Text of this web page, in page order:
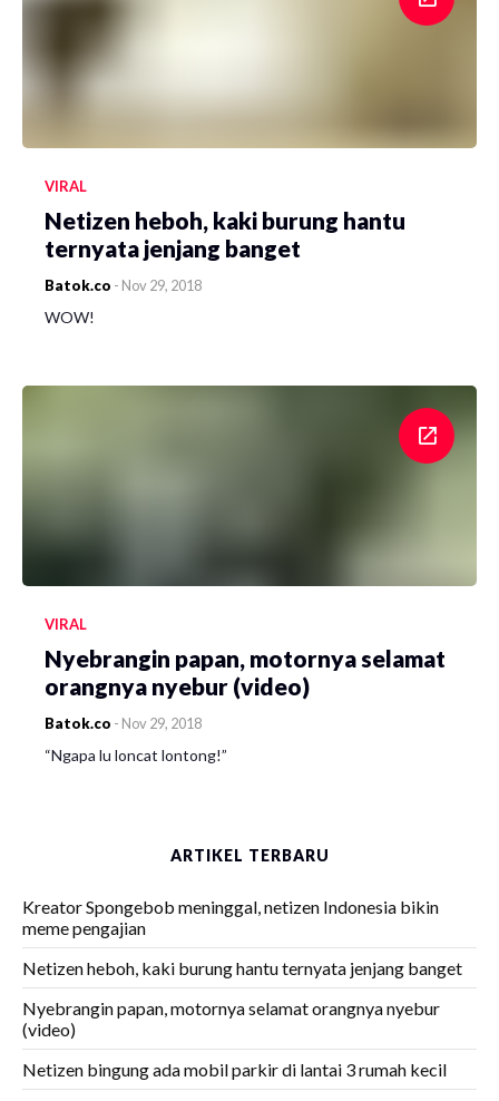
VIRAL
Netizen heboh, kaki burung hantu
ternyata jenjang banget
Batok.co - Nov 29, 2018
WOW!
VIRAL
Nyebrangin papan, motornya selamat
orangnya nyebur (video)
Batok.co - Nov 29, 2018
“Ngapa lu loncat lontong!”
ARTIKEL TERBARU
Kreator Spongebob meninggal, netizen Indonesia bikin
meme pengajian
Netizen heboh, kaki burung hantu ternyata jenjang banget
Nyebrangin papan, motornya selamat orangnya nyebur
(video)
Netizen bingung ada mobil parkir di lantai 3 rumah kecil